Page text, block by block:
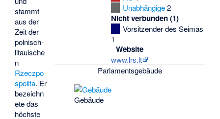
Unabhängige2
Nicht verbunden (1)
Vorsitzender des Seimas
1
Website
www.lrs.lt
Parlamentsgebäude
Gebäude
stammt
aus der
Zeit der
polnisch-
litauische
n
Rzeczpo
spolita. Er
bezeichn
ete das
höchste